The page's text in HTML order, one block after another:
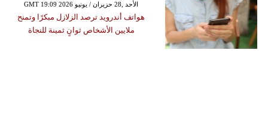
GMT 19:09 2026 الأحد ,28 حزيران / يونيو
هواتف أندرويد ترصد الزلازل مبكرًا وتمنح
ملايين الأشخاص ثوانٍ ثمينة للنجاة